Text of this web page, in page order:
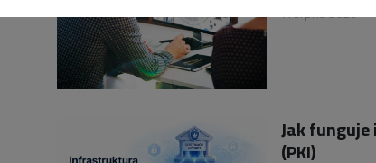
7. srpna 2026 •
Jak
(PKI)